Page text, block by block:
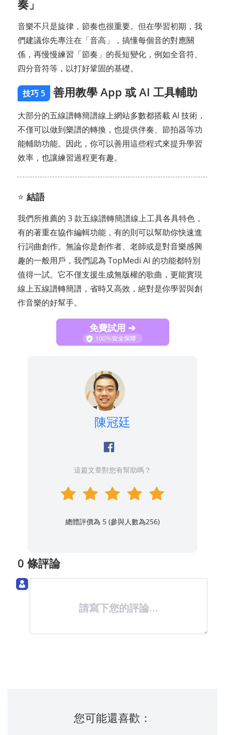
奏」
音樂不只是旋律，節奏也很重要。但在學習初期，我
們建議你先專注在「音高」，搞懂每個音的對應關
係，再慢慢練習「節奏」的長短變化，例如全音符、
四分音符等，以打好鞏固的基礎。
技巧 5 善用教學 App 或 AI 工具輔助
大部分的五線譜轉簡譜線上網站多數都搭載 AI 技術，
不僅可以做到樂譜的轉換，也提供伴奏、節拍器等功
能輔助功能。因此，你可以善用這些程式來提升學習
效率，也讓練習過程更有趣。
⭐ 結語
我們所推薦的 3 款五線譜轉簡譜線上工具各具特色，
有的著重在協作編輯功能，有的則可以幫助你快速進
行詞曲創作。無論你是創作者、老師或是對音樂感興
趣的一般用戶，我們認為 TopMedi AI 的功能都特別
值得一試。它不僅支援生成無版權的歌曲，更能實現
線上五線譜轉簡譜，省時又高效，絕對是你學習與創
作音樂的好幫手。
免費試用 ➔
陳冠廷
這篇文章對您有幫助嗎？
總體評價為 5 (參與人數為256)
0 條評論
請寫下您的評論...
您可能還喜歡：